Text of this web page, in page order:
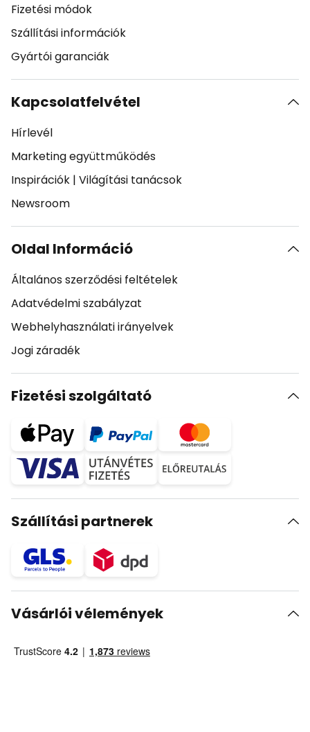
Fizetési módok
Szállítási információk
Gyártói garanciák
Kapcsolatfelvétel
Hírlevél
Marketing együttműködés
Inspirációk | Világítási tanácsok
Newsroom
Oldal Információ
Általános szerződési feltételek
Adatvédelmi szabályzat
Webhelyhasználati irányelvek
Jogi záradék
Fizetési szolgáltató
Szállítási partnerek
Vásárlói vélemények